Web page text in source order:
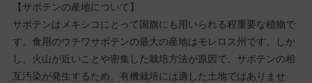
【サボテンの産地について】
サボテンはメキシコにとって国旗にも用いられる程重要な植物で
す。食用のウチワサボテンの最大の産地はモレロス州です。しか
し、火山が近いことや密集した栽培方法が原因で、サボテンの相
互汚染が発生するため、有機栽培には適した土地ではありませ